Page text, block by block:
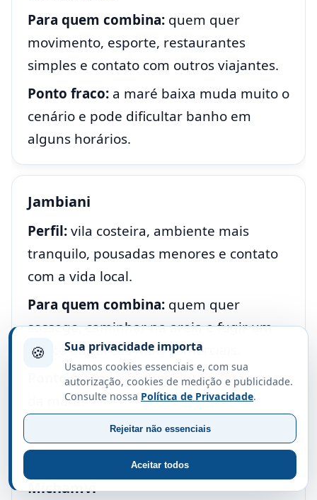
Para quem combina: quem quer
movimento, esporte, restaurantes
simples e contato com outros viajantes.
Ponto fraco: a maré baixa muda muito o
cenário e pode dificultar banho em
alguns horários.
Jambiani
Perfil:vila costeira, ambiente mais
tranquilo, pousadas menores e contato
com a vida local.
Para quem combina: quem quer
sossego, caminhar na areia e fugir um
pouco das áreas mais comerciais.
Ponto fraco:sofre bastante influência
da maré.
Matemwe, Kiwengwa, Pongwe e
Michamvi
🍪 Sua privacidade importa
Usamos cookies essenciais e, com sua
autorização, cookies de medição e publicidade.
Consulte nossa Política de Privacidade.
Aceitar todos
Rejeitar não essenciais